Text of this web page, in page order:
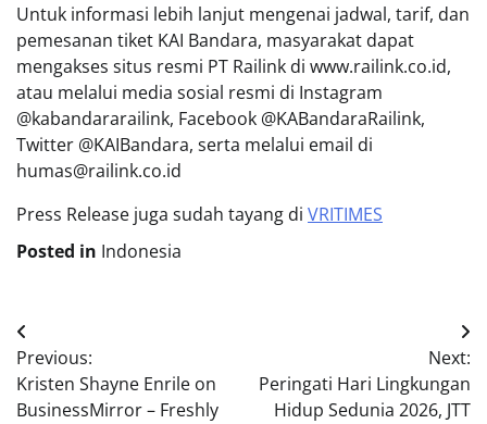
Untuk informasi lebih lanjut mengenai jadwal, tarif, dan
pemesanan tiket KAI Bandara, masyarakat dapat
mengakses situs resmi PT Railink di www.railink.co.id,
atau melalui media sosial resmi di Instagram
@kabandararailink, Facebook @KABandaraRailink,
Twitter @KAIBandara, serta melalui email di
humas@railink.co.id
Press Release juga sudah tayang di VRITIMES
Posted in Indonesia
Post
navigation
Previous:
Kristen Shayne Enrile on
BusinessMirror – Freshly
Next:
Peringati Hari Lingkungan
Hidup Sedunia 2026, JTT